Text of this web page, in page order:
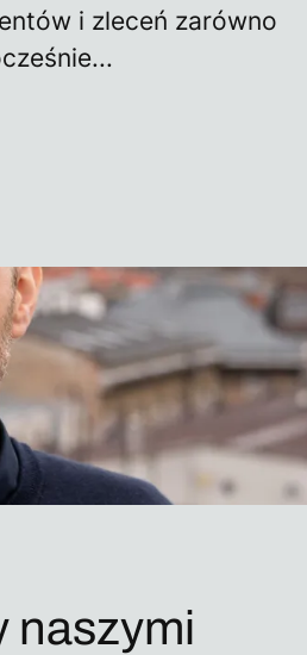
i zleceń zarówno
naszymi